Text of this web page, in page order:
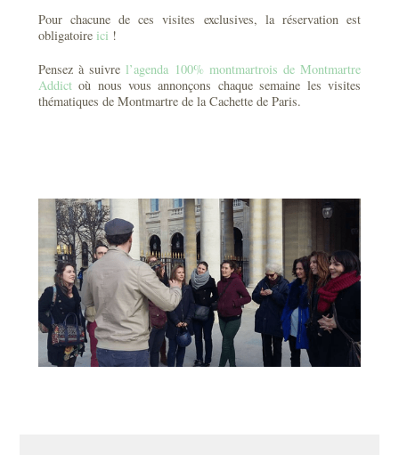
Pour chacune de ces visites exclusives, la réservation est
obligatoire ici !
Pensez à suivre l’agenda 100% montmartrois de Montmartre
Addictoù nous vous annonçons chaque semaine les visites
thématiques de Montmartre de la Cachette de Paris.